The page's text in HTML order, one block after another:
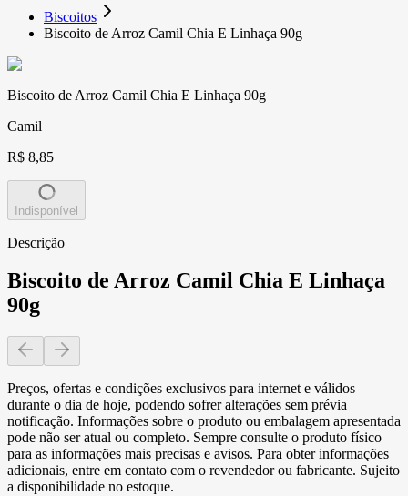
Biscoitos
Biscoito de Arroz Camil Chia E Linhaça 90g
Biscoito de Arroz Camil Chia E Linhaça 90g
Camil
R$ 8,85
Indisponível
Descrição
Biscoito de Arroz Camil Chia E Linhaça
90g
Preços, ofertas e condições exclusivos para internet e válidos
durante o dia de hoje, podendo sofrer alterações sem prévia
notificação. Informações sobre o produto ou embalagem apresentada
pode não ser atual ou completo. Sempre consulte o produto físico
para as informações mais precisas e avisos. Para obter informações
adicionais, entre em contato com o revendedor ou fabricante. Sujeito
a disponibilidade no estoque.